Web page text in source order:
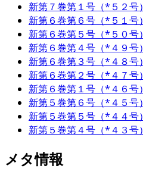
新第７巻第１号（*５２号）
新第６巻第６号（*５１号）
新第６巻第５号（*５０号）
新第６巻第４号（*４９号）
新第６巻第３号（*４８号）
新第６巻第２号（*４７号）
新第６巻第１号（*４６号）
新第５巻第６号（*４５号）
新第５巻第５号（*４４号）
新第５巻第４号（*４３号）
メタ情報